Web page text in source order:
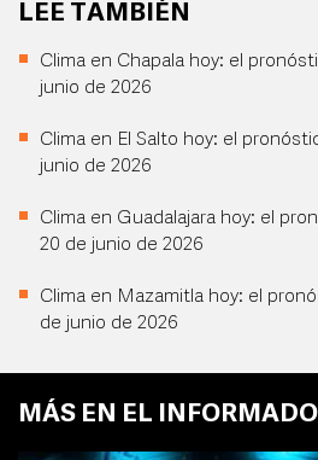
LEE TAMBIÉN
Clima en Chapala hoy: el
junio de 2026
Clima en El Salto hoy: el
junio de 2026
Clima en Guadalajara hoy: el
20 de junio de 2026
Clima en Mazamitla hoy: el
de junio de 2026
MÁS EN EL